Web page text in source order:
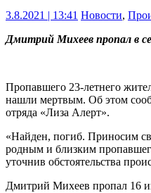
3.8.2021 | 13:41 Новости,
Дмитрий Михеев пропал в
Пропавшего 23-летнего
нашли мертвым. Об этом
отряда «Лиза Алерт».
«Найден, погиб. Приносим
родным и близким
уточнив обстоятельства
Дмитрий Михеев пропал 16